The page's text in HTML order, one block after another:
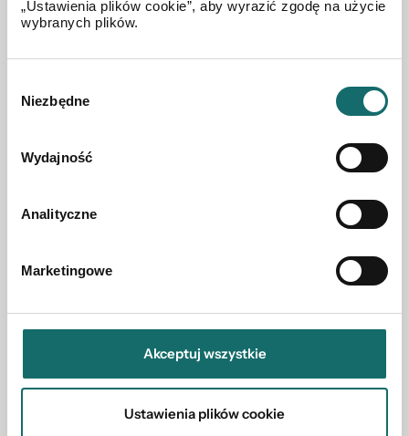
„Ustawienia plików cookie”, aby wyrazić zgodę na użycie
wybranych plików.
zgody
Niezbędne
Wydajność
Analityczne
Marketingowe
Akceptuj wszystkie
Ustawienia plików cookie
Willa w Monte Mayor/ Benahavís / HISZPANIA
530 m²
2 775 000 EUR